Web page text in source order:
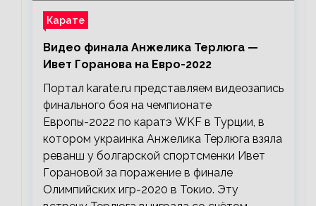
Карате
Видео финала Анжелика Терлюга —
Ивет Горанова на Евро-2022
Портал karate.ru представляем видеозапись
финального боя на чемпионате
Европы-2022 по каратэ WKF в Турции, в
котором украинка Анжелика Терлюга взяла
реванш у болгарской спортсменки Ивет
Горановой за поражение в финале
Олимпийских игр-2020 в Токио. Эту